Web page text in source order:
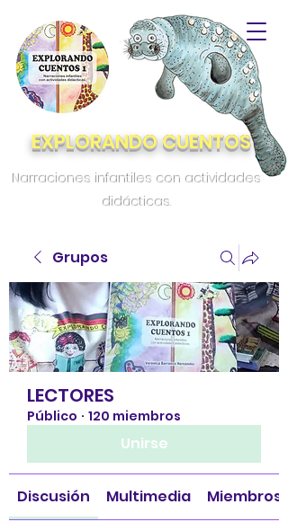
EXPLORANDO CUENTOS
Narraciones infantiles con actividades
didácticas.
Grupos
LECTORES
Público · 120 miembros
Unirse
Discusión Multimedia Miembros